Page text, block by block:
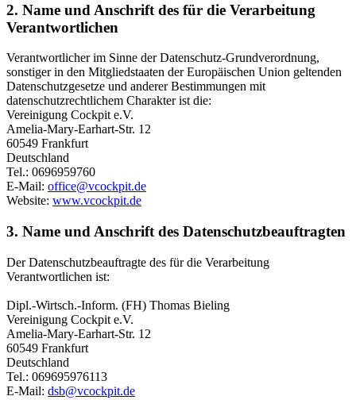
2. Name und Anschrift des für die Verarbeitung
Verantwortlichen
Verantwortlicher im Sinne der Datenschutz-Grundverordnung,
sonstiger in den Mitgliedstaaten der Europäischen Union geltenden
Datenschutzgesetze und anderer Bestimmungen mit
datenschutzrechtlichem Charakter ist die:
Vereinigung Cockpit e.V.
Amelia-Mary-Earhart-Str. 12
60549 Frankfurt
Deutschland
Tel.: 0696959760
E-Mail: office@vcockpit.de
Website: www.vcockpit.de
3. Name und Anschrift des Datenschutzbeauftragten
Der Datenschutzbeauftragte des für die Verarbeitung
Verantwortlichen ist:
Dipl.-Wirtsch.-Inform. (FH) Thomas Bieling
Vereinigung Cockpit e.V.
Amelia-Mary-Earhart-Str. 12
60549 Frankfurt
Deutschland
Tel.: 069695976113
E-Mail: dsb@vcockpit.de